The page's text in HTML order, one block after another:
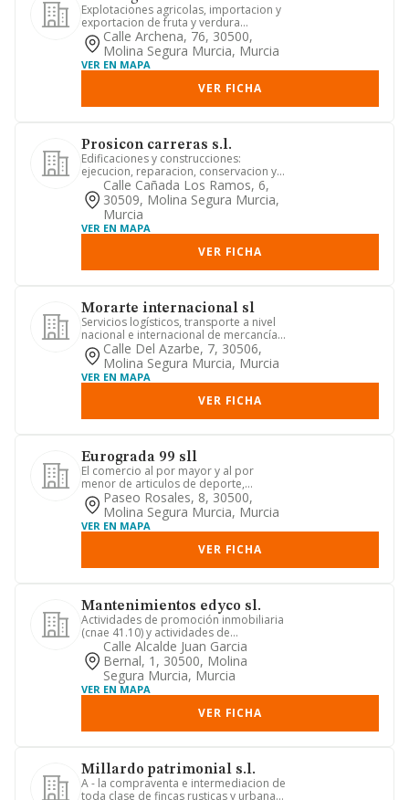
Explotaciones agricolas, importacion y
exportacion de fruta y verdura
prestacion de servicios agrar...
Calle Archena, 76, 30500,
Molina Segura Murcia, Murcia
VER EN MAPA
VER FICHA
Prosicon carreras s.l.
Edificaciones y construcciones:
ejecucion, reparacion, conservacion y
supervision de obras civiles ...
Calle Cañada Los Ramos, 6,
30509, Molina Segura Murcia,
Murcia
VER EN MAPA
VER FICHA
Morarte internacional sl
Servicios logísticos, transporte a nivel
nacional e internacional de mercancías
por carretera.
Calle Del Azarbe, 7, 30506,
Molina Segura Murcia, Murcia
VER EN MAPA
VER FICHA
Eurograda 99 sll
El comercio al por mayor y al por
menor de articulos de deporte,
prendas deportivas de vestido, cal...
Paseo Rosales, 8, 30500,
Molina Segura Murcia, Murcia
VER EN MAPA
VER FICHA
Mantenimientos edyco sl.
Actividades de promoción inmobiliaria
(cnae 41.10) y actividades de
construcción de toda clase de o...
Calle Alcalde Juan Garcia
Bernal, 1, 30500, Molina
Segura Murcia, Murcia
VER EN MAPA
VER FICHA
Millardo patrimonial s.l.
A - la compraventa e intermediacion de
toda clase de fincas rusticas y urbanas,